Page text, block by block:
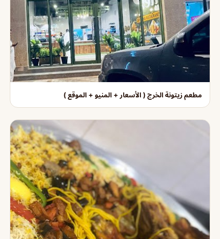
مطعم زيتونة الخرج ( الأسعار + المنيو + الموقع )